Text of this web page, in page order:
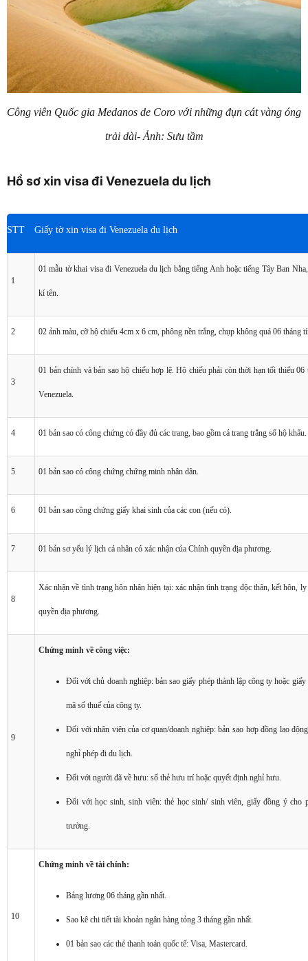
Công viên Quốc gia Medanos de Coro với những đụn cát vàng óng
trải dài- Ảnh: Sưu tầm
Hồ sơ xin visa đi Venezuela du lịch
STT Giấy tờ xin visa đi Venezuela du lịch
1
01 mẫu tờ khai visa đi Venezuela du lịch bằng tiếng Anh hoặc tiếng Tây Ban
kí tên.
2 02 ảnh màu, cỡ hộ chiếu 4cm x 6 cm, phông nền trắng, chụp không quá 06 tháng
3
01 bản chính và bản sao hộ chiếu hợp lệ. Hộ chiếu phải còn thời hạn tối thiểu
Venezuela.
4 01 bản sao có công chứng có đầy đủ các trang, bao gồm cả trang trắng sổ hộ khẩu.
5 01 bản sao có công chứng chứng minh nhân dân.
6 01 bản sao công chứng giấy khai sinh của các con (nếu có).
7 01 bản sơ yếu lý lịch cá nhân có xác nhận của Chính quyền địa phương.
8
Xác nhận về tình trạng hôn nhân hiện tại: xác nhận tình trạng độc thân, kết hôn,
quyền địa phương.
9
Chứng minh về công việc:
Đối với chủ doanh nghiệp: bản sao giấy phép thành lập công ty hoặc
mã số thuế của công ty.
Đối với nhân viên của cơ quan/doanh nghiệp: bản sao hợp đồng lao
nghỉ phép đi du lịch.
Đối với người đã về hưu: số thẻ hưu trí hoặc quyết định nghỉ hưu.
Đối với học sinh, sinh viên: thẻ học sinh/ sinh viên, giấy đồng ý cho
trường.
10
Chứng minh về tài chính:
Bảng lương 06 tháng gần nhất.
Sao kê chi tiết tài khoản ngân hàng tỏng 3 tháng gần nhất.
01 bản sao các thẻ thanh toán quốc tế: Visa, Mastercard.